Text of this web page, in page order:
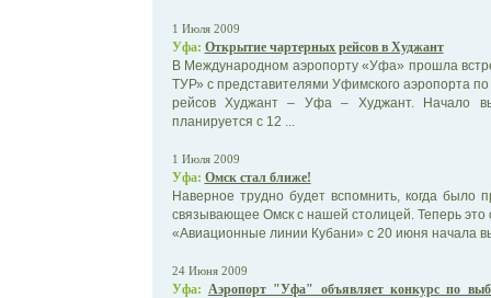
1 Июля 2009
Уфа: Открытие чартерных рейсов в Худжант
В Международном аэропорту «Уфа» прошла
ТУР» с представителями Уфимского аэропорта
рейсов Худжант – Уфа – Худжант. Начало
планируется с 12 ...
1 Июля 2009
Уфа: Омск стал ближе!
Наверное трудно будет вспомнить, когда было
связывающее Омск с нашей столицей. Теперь
«Авиационные линии Кубани» с 20 июня начала
24 Июня 2009
Уфа: Аэропорт "Уфа" объявляет конкурс по